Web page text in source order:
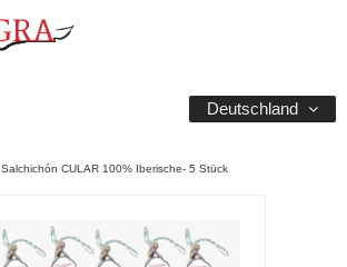
Deutschland
Salchichón CULAR 100% Iberische- 5 Stück